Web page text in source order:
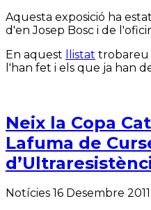
Aquesta exposició ha
d'en Josep Bosc i de
En aquest
llistat trobareu
l'han fet i els que ja han
Neix la Copa
Lafuma de
Notícies 16 Desembre 2011